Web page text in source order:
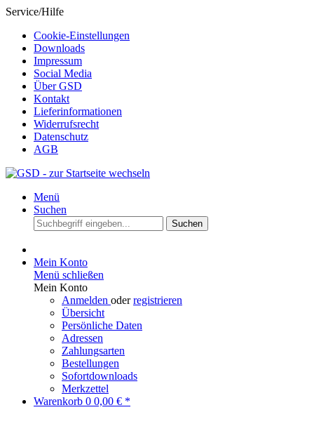
Service/Hilfe
Cookie-Einstellungen
Downloads
Impressum
Social Media
Über GSD
Kontakt
Lieferinformationen
Widerrufsrecht
Datenschutz
AGB
Menü
Suchen
Suchen
Mein Konto
Menü schließen
Mein Konto
Anmelden oderregistrieren
Übersicht
Persönliche Daten
Adressen
Zahlungsarten
Bestellungen
Sofortdownloads
Merkzettel
Warenkorb 0 0,00 € *